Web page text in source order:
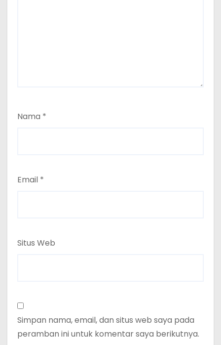
Nama *
Email *
Situs Web
Simpan nama, email, dan situs web saya pada
peramban ini untuk komentar saya berikutnya.